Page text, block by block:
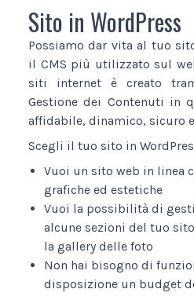
Sito in WordPress
Possiamo dar vita al tuo
il CMS più utilizzato sul
siti internet è creato
Gestione dei Contenuti in
affidabile, dinamico, sicuro
Scegli il tuo sito in
Vuoi un sito web in linea
grafiche ed estetiche
Vuoi la possibilità di
alcune sezioni del tuo
la gallery delle foto
Non hai bisogno di
disposizione un budget